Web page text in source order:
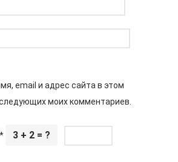
email и адрес сайта в этом
моих комментариев.
* 3 + 2 = ?